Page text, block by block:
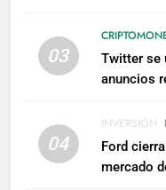
03
Twitter se
anuncios
04
INVERSIÓN
Ford
mercado